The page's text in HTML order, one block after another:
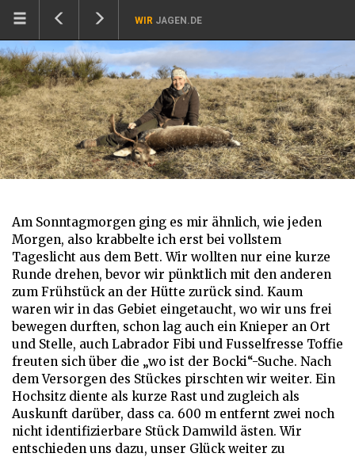
WIR JAGEN.DE
Am Sonntagmorgen ging es mir ähnlich, wie jeden
Morgen, also krabbelte ich erst bei vollstem
Tageslicht aus dem Bett. Wir wollten nur eine kurze
Runde drehen, bevor wir pünktlich mit den anderen
zum Frühstück an der Hütte zurück sind. Kaum
waren wir in das Gebiet eingetaucht, wo wir uns frei
bewegen durften, schon lag auch ein Knieper an Ort
und Stelle, auch Labrador Fibi und Fusselfresse Toffie
freuten sich über die „wo ist der Bocki“-Suche. Nach
dem Versorgen des Stückes pirschten wir weiter. Ein
Hochsitz diente als kurze Rast und zugleich als
Auskunft darüber, dass ca. 600 m entfernt zwei noch
nicht identifizierbare Stück Damwild ästen. Wir
entschieden uns dazu, unser Glück weiter zu